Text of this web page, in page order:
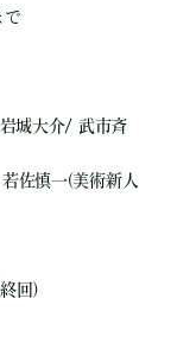
で
城大介/ 武市斉
佐慎一(美術新人
回)